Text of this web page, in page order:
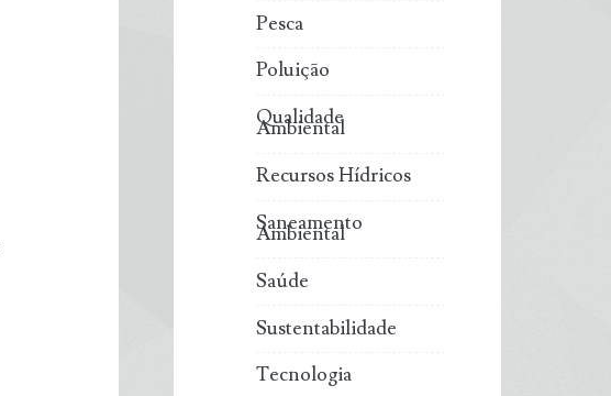
Pesca
Poluição
Qualidade
Ambiental
Recursos Hídricos
Saneamento
Ambiental
Saúde
Sustentabilidade
Tecnologia